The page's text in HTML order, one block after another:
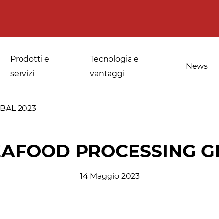
Prodotti e
servizi
fornerie industriali
Temperaggio e
spezie, erbe
medicinali e
Tecnologia e
vantaggi
News
2023
PROCESSING
14 Maggio 2023